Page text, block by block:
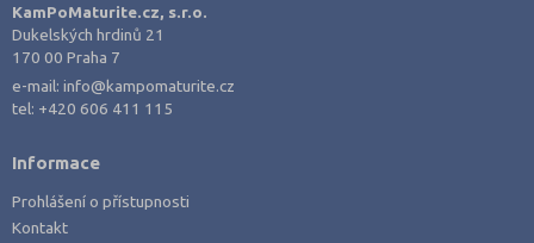
KamPoMaturite.cz, s.r.o.
Dukelských hrdinů 21
170 00 Praha 7
e-mail:info@kampomaturite.cz
tel: +420 606 411 115
Informace
Prohlášení o přístupnosti
Kontakt